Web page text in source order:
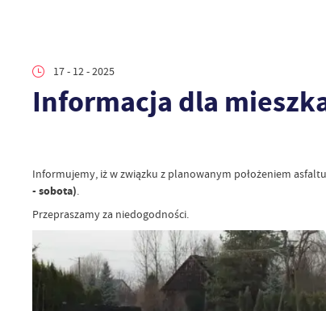
17 - 12 - 2025
Informacja dla
Informujemy, iż w związku z planowanym położeniem
- sobota).
Przepraszamy za niedogodności.